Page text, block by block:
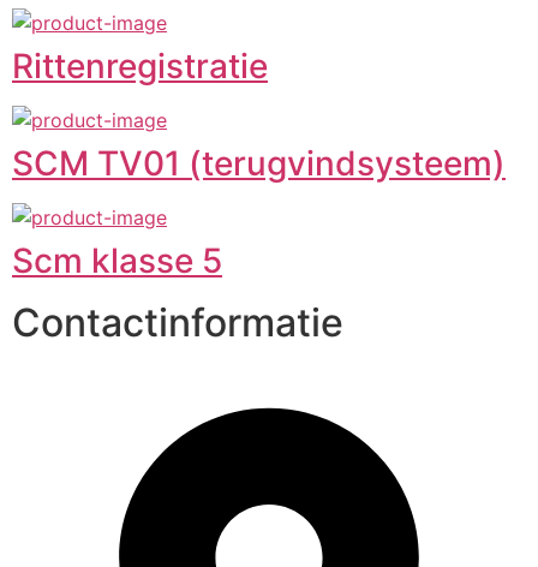
Rittenregistratie
SCM TV01 (terugvindsysteem)
Scm klasse 5
Contactinformatie